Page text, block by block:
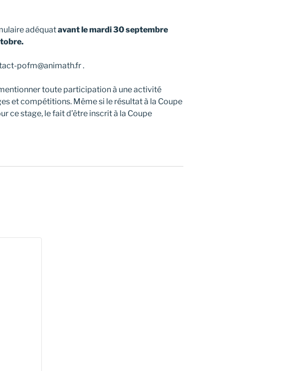
adéquatavant le mardi 30 septembre
pofm@animath.fr .
toute participation à une activité
et compétitions. Même si le résultat à la Coupe
ce stage, le fait d’être inscrit à la Coupe